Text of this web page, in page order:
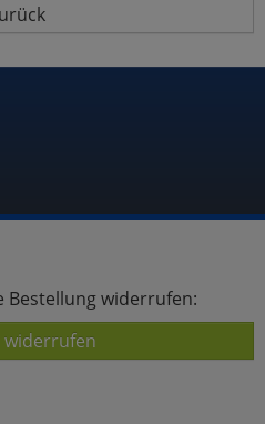
Bestellung widerrufen: